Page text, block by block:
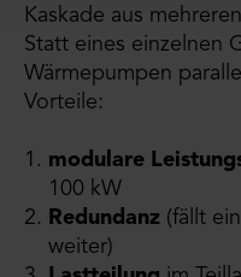
Kaskade aus
Statt eines einzelnen
Wärmepumpen
Vorteile:
modulare
100 kW
Redundanz (fällt
weiter)